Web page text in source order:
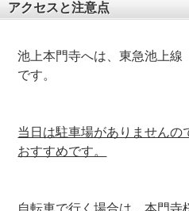
アクセスと注意点
池上本門寺へは、東急池上線
です。
当日は駐車場がありませんの
おすすめです。